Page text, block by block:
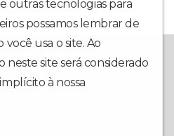
outras tecnologias para
possamos lembrar de
usa o site. Ao
site será considerado
à nossa
informação, música e utilidade
em primeiro lugar. Conte com a